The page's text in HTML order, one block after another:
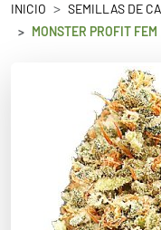
INICIO SEMILLAS DE
MONSTER PROFIT FEM